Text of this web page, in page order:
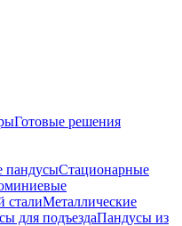
Готовые решения
пандусыСтационарные
сталиМеталлические
для подъездаПандусы из